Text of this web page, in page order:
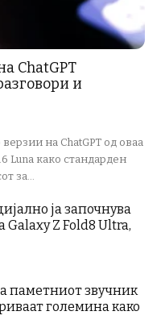
ChatGPT
и
на ChatGPT од оваа
Luna како стандарден
за...
ја започнува
Galaxy Z Fold8 Ultra,
паметниот звучник
големина како